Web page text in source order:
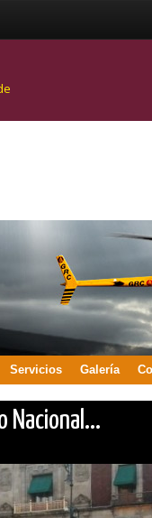
Servicios Galería
Nacional...